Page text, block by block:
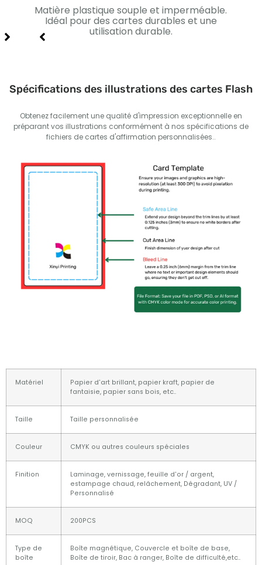
Matière plastique souple et imperméable.
Idéal pour des cartes durables et une
utilisation durable.
Spécifications des illustrations des cartes Flash
Obtenez facilement une qualité d'impression exceptionnelle en
préparant vos illustrations conformément à nos spécifications de
fichiers de cartes d'affirmation personnalisées..
Matériel
Papier d'art brillant, papier kraft, papier de
fantaisie, papier sans bois, etc..
Taille Taille personnalisée
Couleur CMYK ou autres couleurs spéciales
Finition
Laminage, vernissage, feuille d'or / argent,
estampage chaud, relâchement, Dégradant, UV /
Personnalisé
MOQ 200PCS
Type de
boîte
Boîte magnétique, Couvercle et boîte de base,
Boîte de tiroir, Bac à ranger, Boîte de difficulté,etc..